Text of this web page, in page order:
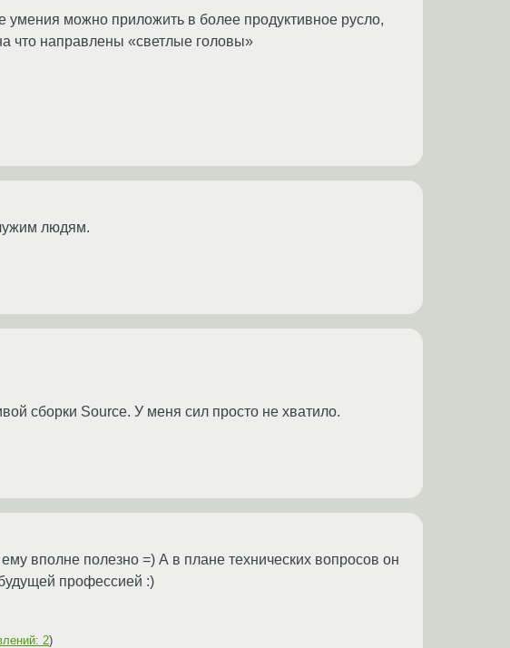
умения можно приложить в более продуктивное русло,
что направлены «светлые головы»
людям.
сборки Source. У меня сил просто не хватило.
вполне полезно =) А в плане технических вопросов он
профессией :)
2)